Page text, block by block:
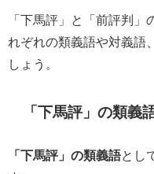
「下馬評」と「前評判
れぞれの類義語や対義語
しょう。
「下馬評」の類義
「下馬評」の類義語とし